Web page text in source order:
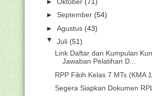
► September (54)
► Agustus (43)
▼ Juli (51)
Link Daftar dan Kumpulan
Jawaban Pelatihan D...
RPP Fikih Kelas 7 MTs (KMA
Segera Siapkan Dokumen